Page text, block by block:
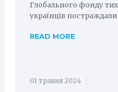
Глобального фонду
українців постраждали
READ MORE
01 травня 2024